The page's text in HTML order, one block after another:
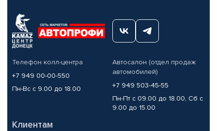
Телефон колл-центра
+7 949 00-00-550
Пн-Вс с 9.00 до 18.00
Автосалон (отдел продаж
автомобилей)
+7 949 503-45-55
Пн-Пт с 09.00 до 18.00, Сб с
9.00 до 15.00
Клиентам